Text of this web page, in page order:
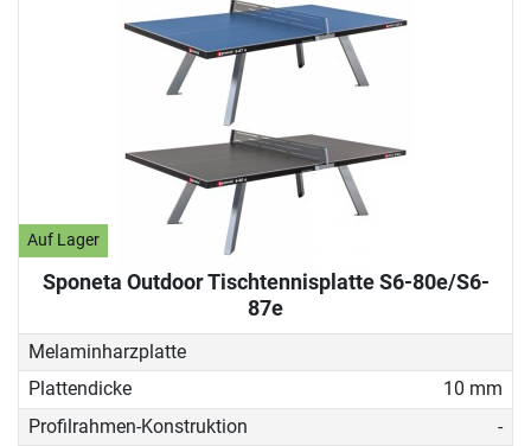
Auf Lager
Sponeta Outdoor Tischtennisplatte S6-80e/S6-
87e
Melaminharzplatte
Plattendicke
10 mm
Profilrahmen-Konstruktion
-